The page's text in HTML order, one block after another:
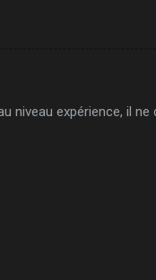
niveau expérience, il ne